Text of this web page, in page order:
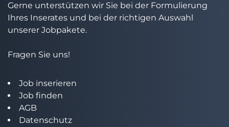
Gerne unterstützen wir Sie bei der Formulierung
Ihres Inserates und bei der richtigen Auswahl
unserer Jobpakete.
Fragen Sie uns!
Job inserieren
Job finden
AGB
Datenschutz